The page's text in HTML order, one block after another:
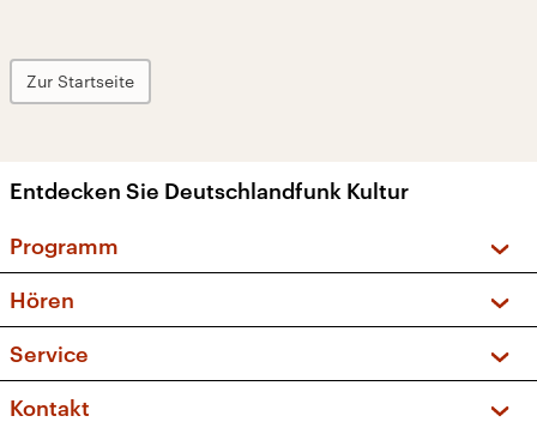
Zur Startseite
Entdecken Sie Deutschlandfunk Kultur
Programm
Sendungen und Podcasts
Musikliste
Kakadu – Das Kinderprogramm
Hören
Frequenzen (UKW + DAB+)
Service
FAQ
Kontakt